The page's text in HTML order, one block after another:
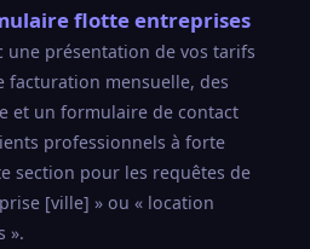
flotte entreprises
une présentation de vos tarifs
facturation mensuelle, des
et un formulaire de contact
professionnels à forte
section pour les requêtes de
[ville] » ou « location
».